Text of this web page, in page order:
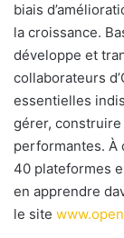
biais
la croissance.
développe et
collaborateurs
essentielles
gérer,
performantes. À
40 plateformes
en apprendre
le site